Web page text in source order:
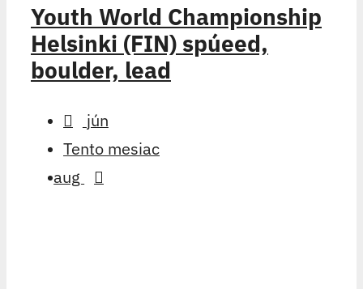
Youth World Championship
Helsinki (FIN) spúeed,
boulder, lead
jún
Tento mesiac
aug